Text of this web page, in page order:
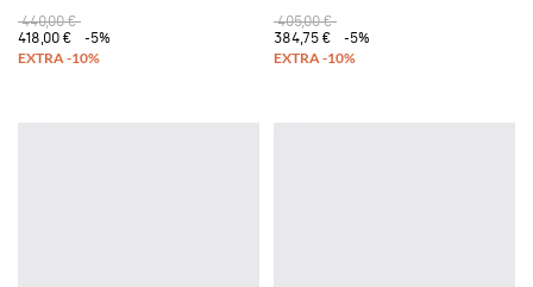
440,00 €
418,00 €
-5%
405,00 €
384,75 €
-5%